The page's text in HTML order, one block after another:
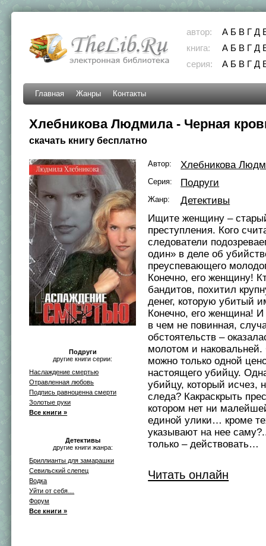
автор: А Б В Г Д
книга:
А Б В Г Д
серия:
А Б В Г Д
Главная Жанры Контакты
Хлебникова Людмила - Черная
скачать книгу бесплатно
Подруги
другие книги серии:
Наслаждение смертью
Отравленная любовь
Подпись равноценна смерти
Золотые руки
Все книги »
Детективы
другие книги жанра:
Бриллианты для замарашки
Севильский слепец
Водка
Уйти от себя…
Форум
Все книги »
Автор: Хлебникова
Серия: Подруги
Жанр:
Детективы
Ищите женщину –
преступления. Кого
следователи
один» в деле об
преуспевающего
Конечно, его женщину!
бандитов, похитил
денег, которую убитый
Конечно, его женщина! И
в чем не повинная,
обстоятельств –
молотом и наковальней.
можно только одной
настоящего убийцу.
убийцу, который исчез,
следа? Какраскрыть
котором нет ни
единой улики… кроме
указывают на нее
только – действовать…
Читать онлайн